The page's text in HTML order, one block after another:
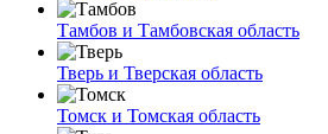
Тамбов и Тамбовская область
Тверь и Тверская область
Томск и Томская область